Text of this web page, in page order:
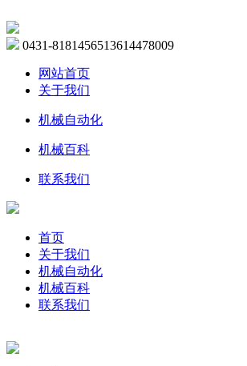
0431-8181456513614478009
网站首页
关于我们
机械自动化
机械百科
联系我们
首页
关于我们
机械自动化
机械百科
联系我们